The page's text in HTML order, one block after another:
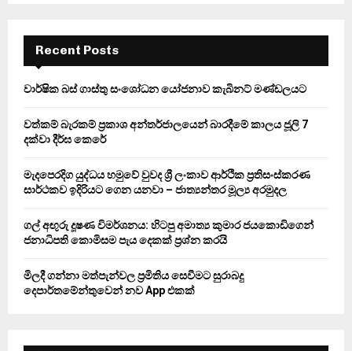
f
r
E
A
Recent Posts
වාර්ෂික බස් ගාස්තු සංශෝධන යෝජනාව කැබිනට් මණ්ඩලයට
වත්කම් බැරකම් ප්‍රකාශ අන්තර්ජාලයෙන් බාරදීමේ කාලය ජූලි 7
දක්වා දීර්ඝ කෙරේ
මැදපෙරදිග යුද්ධය හමුවේ වුවද ශ්‍රී ලංකාව ආර්ථික ප්‍රතිසංස්කරණ
සාර්ථකව ඉදිරියට ගෙන යනවා – ජාත්‍යන්තර මූල්‍ය අරමුදල
ගල් අඟුරු දූෂණ විමර්ශනය: හිටපු අමාත්‍ය කුමාර ජයකොඩිගෙන්
ජනාධිපති කොමිසම පැය දෙකක් ප්‍රශ්න කරයි
මිලදී ගන්නා මත්පැන්වල ප්‍රමිතිය සෙවීමට සුරාබදු
දෙපාර්තමේන්තුවෙන් නව App එකක්